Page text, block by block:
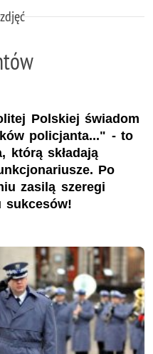
Polskiej świadom
policjanta..." - to
którą składają
Po
zasilą szeregi
sukcesów!